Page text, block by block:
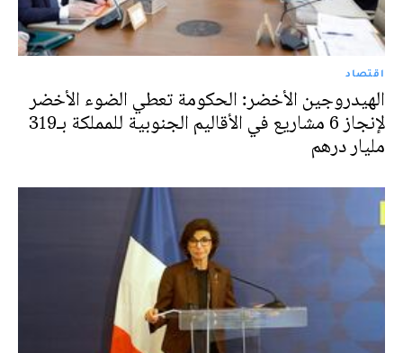
اقتصاد
الهيدروجين الأخضر: الحكومة تعطي الضوء الأخضر
لإنجاز 6 مشاريع في الأقاليم الجنوبية للمملكة بـ319
مليار درهم